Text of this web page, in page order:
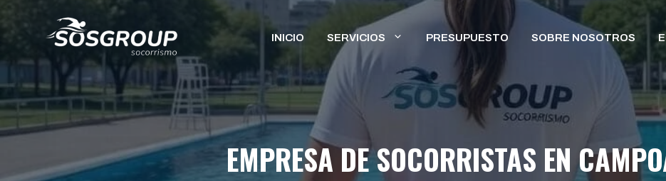
Saltar
al
contenido
INICIO SERVICIOS PRESUPUESTO SOBRE NOSOTROS
EMPRESA DE SOCORRISTAS EN